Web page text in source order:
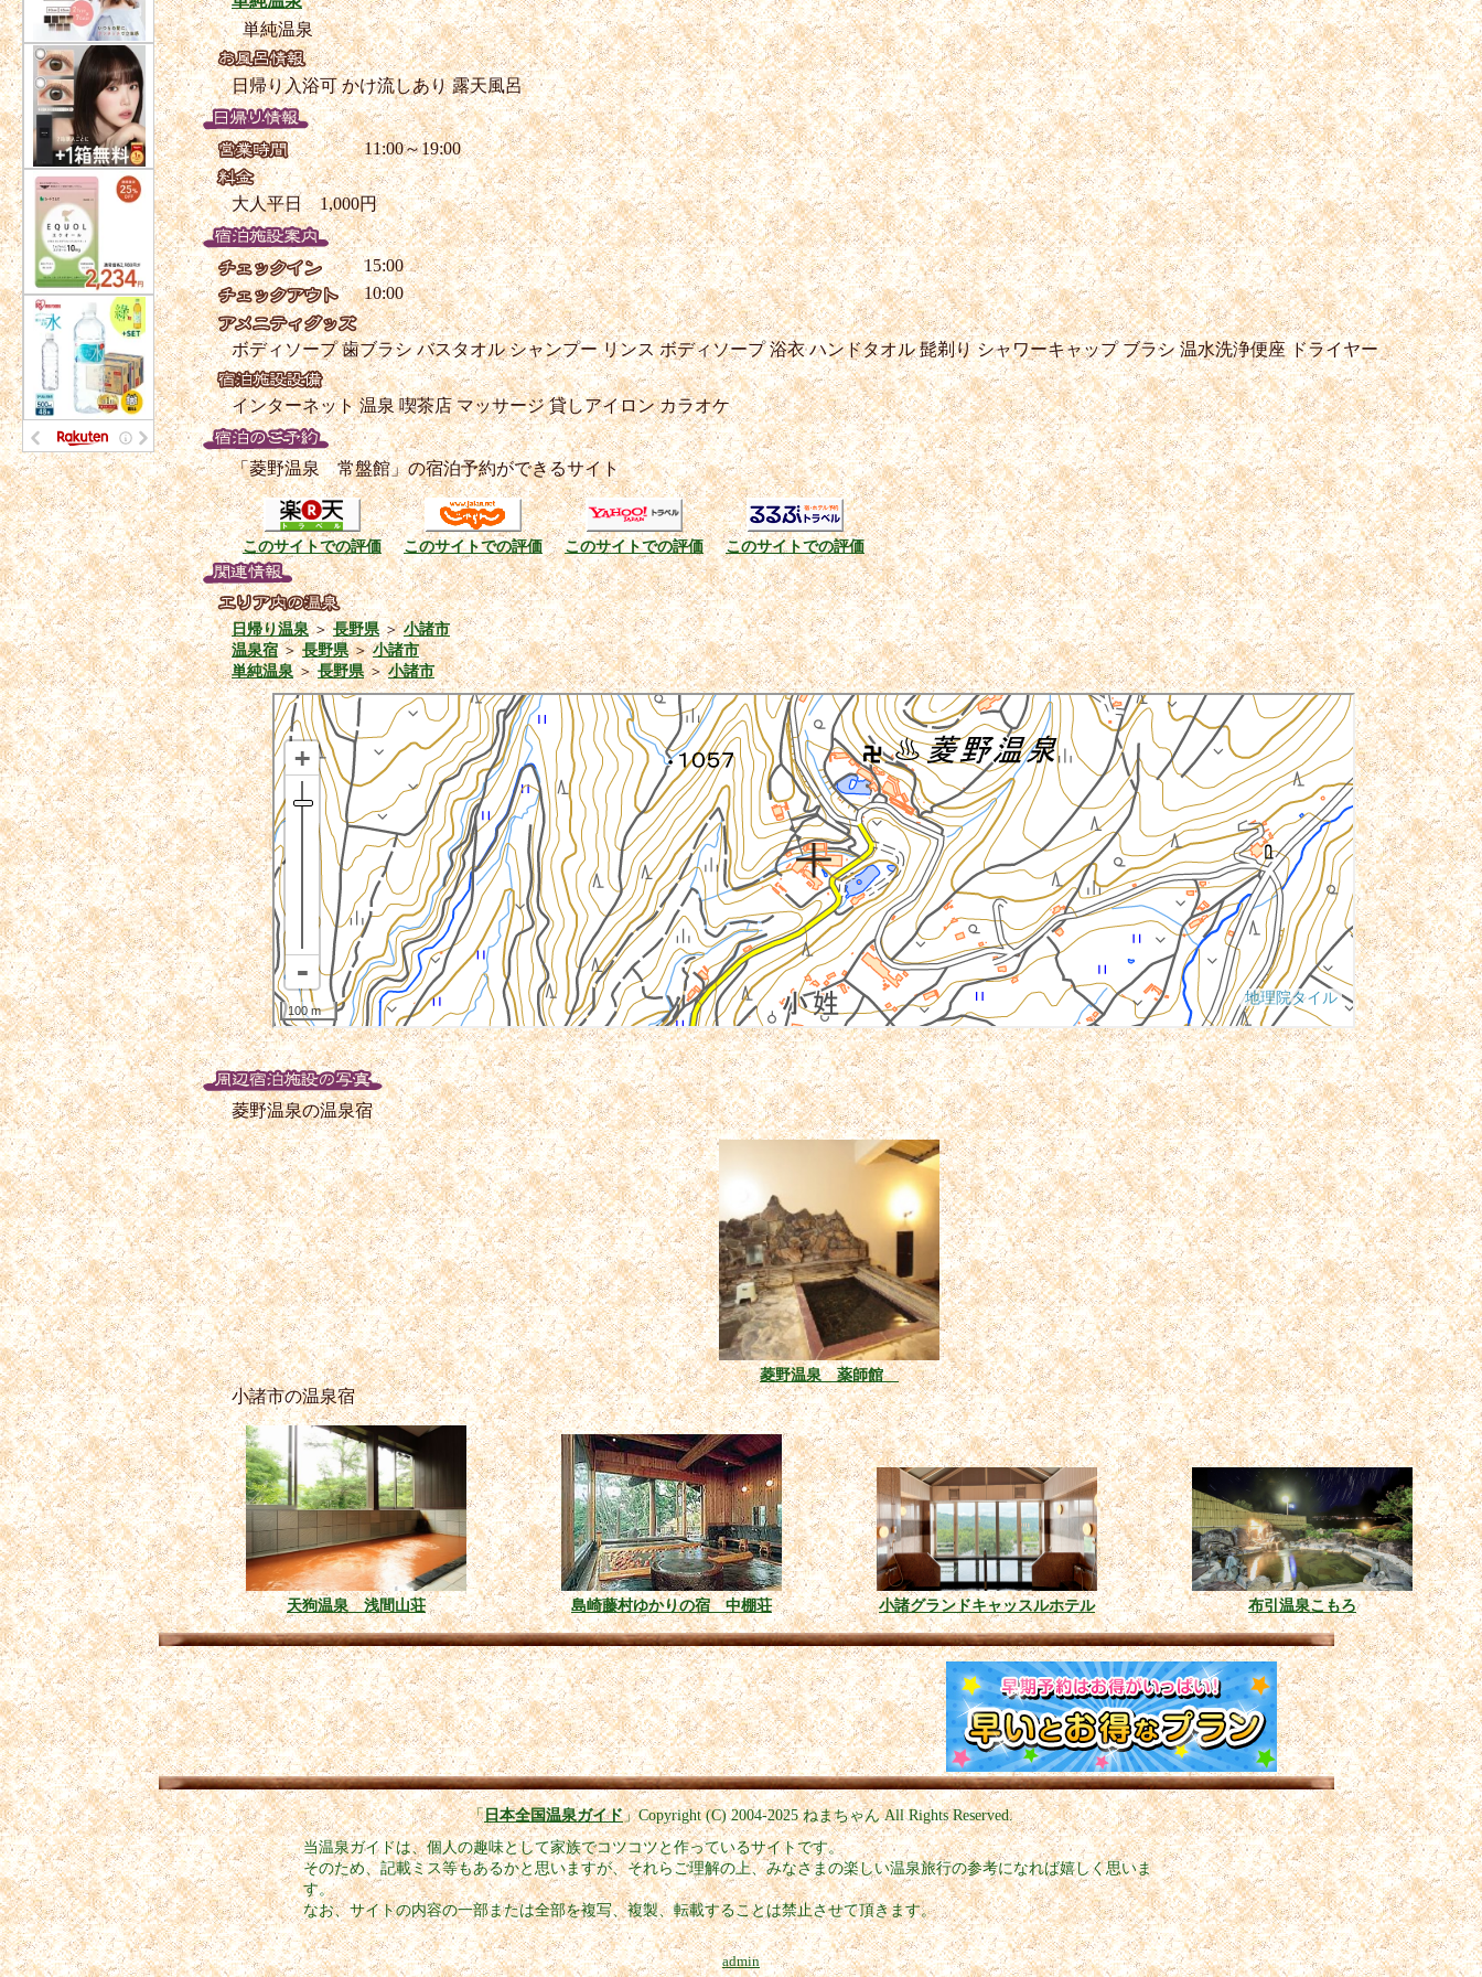
単純温泉
日帰り入浴可かけ流しあり露天風呂
11:00～19:00
大人平日 1,000円
15:00
10:00
ボディソープ歯ブラシバスタオルシャンプーリンスボディソープ浴衣ハンドタオル髭剃りシャワーキャップブラシ温水洗浄便座ドライヤー
インターネット温泉喫茶店マッサージ貸しアイロンカラオケ
「菱野温泉 常盤館」の宿泊予約ができるサイト
このサイトでの評価 このサイトでの評価 このサイトでの評価 このサイトでの評価
日帰り温泉＞長野県＞小諸市
温泉宿＞長野県＞小諸市
単純温泉＞長野県＞小諸市
菱野温泉の温泉宿
菱野温泉 薬師館
小諸市の温泉宿
天狗温泉 浅間山荘 島崎藤村ゆかりの宿 中棚荘 小諸グランドキャッスルホテル 布引温泉こもろ
「日本全国温泉ガイド」Copyright (C) 2004-2025ねまちゃん All Rights Reserved.
当温泉ガイドは、個人の趣味として家族でコツコツと作っているサイトです。
そのため、記載ミス等もあるかと思いますが、それらご理解の上、みなさまの楽しい温泉旅行の参考になれば嬉しく思いま
す。
なお、サイトの内容の一部または全部を複写、複製、転載することは禁止させて頂きます。
admin